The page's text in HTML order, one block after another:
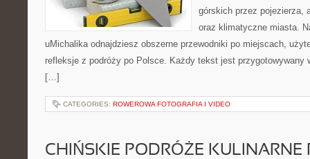
górskich przez pojezierza,
oraz klimatyczne miasta.
uMichalika odnajdziesz obszerne przewodniki po miejscach,
refleksje z podróży po Polsce. Każdy tekst jest przygotowywany
[…]
CATEGORIES: ROWEROWA FOTOGRAFIA I VIDEO
CHIŃSKIE PODRÓŻE KULINARNE